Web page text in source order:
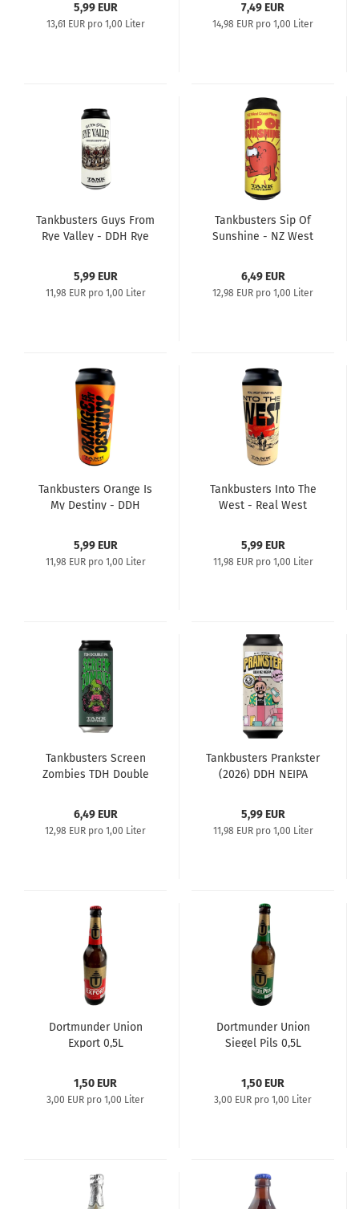
5,99 EUR
13,61 EUR pro 1,00 Liter
7,49 EUR
14,98 EUR pro 1,00 Liter
Tankbusters Guys From
Rye Valley - DDH Rye
5,99 EUR
11,98 EUR pro 1,00 Liter
Tankbusters Sip Of
Sunshine - NZ West
6,49 EUR
12,98 EUR pro 1,00 Liter
Tankbusters Orange Is
My Destiny - DDH
5,99 EUR
11,98 EUR pro 1,00 Liter
Tankbusters Into The
West - Real West
5,99 EUR
11,98 EUR pro 1,00 Liter
Tankbusters Screen
Zombies TDH Double
6,49 EUR
12,98 EUR pro 1,00 Liter
Tankbusters Prankster
(2026) DDH NEIPA
5,99 EUR
11,98 EUR pro 1,00 Liter
Dortmunder Union
Export 0,5L
1,50 EUR
3,00 EUR pro 1,00 Liter
Dortmunder Union
Siegel Pils 0,5L
1,50 EUR
3,00 EUR pro 1,00 Liter